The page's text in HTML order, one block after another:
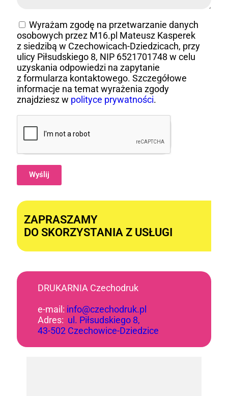
Wyrażam zgodę na przetwarzanie danych
osobowych przez M16.pl Mateusz Kasperek
z siedzibą w Czechowicach-Dziedzicach, przy
ulicy Piłsudskiego 8, NIP 6521701748 w celu
uzyskania odpowiedzi na zapytanie
z formularza kontaktowego. Szczegółowe
informacje na temat wyrażenia zgody
znajdziesz w polityce prywatności.
Wyślij
ZAPRASZAMY
DO SKORZYSTANIA Z USŁUGI
DRUKARNIA Czechodruk
e-mail: info@czechodruk.pl
Adres: ul. Piłsudskiego 8,
43-502 Czechowice-Dziedzice